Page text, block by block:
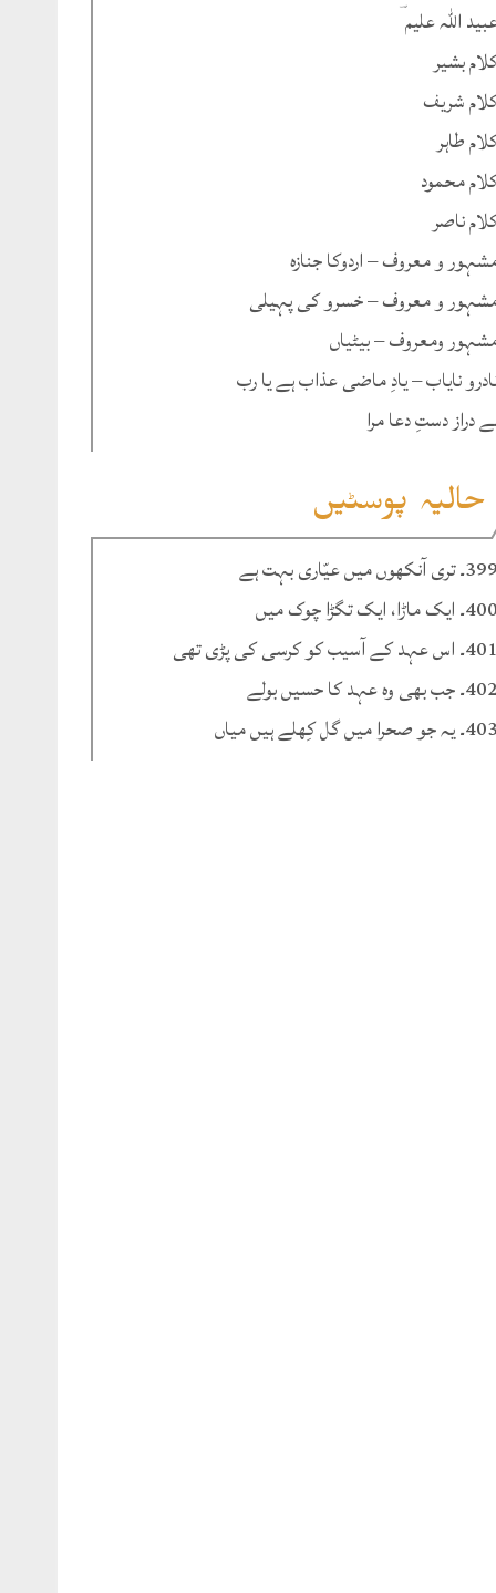
اللہ علیم
بشیر
شریف
طاہر
محمود
ناصر
و معروف – اردوکا جنازہ
و معروف – خسرو کی پہیلی
ومعروف – بیٹیاں
نایاب – یادِ ماضی عذاب ہے یا رب
دراز دستِ دعا مرا
حالیہ پوسٹیں
399۔ تری آنکھوں میں عیّاری بہت ہے
400۔ ایک ماڑا، ایک تگڑا چوک میں
401۔ اس عہد کے آسیب کو کرسی کی پڑی تھی
402۔ جب بھی وہ عہد کا حسیں بولے
403۔ یہ جو صحرا میں گل کِھلے ہیں میاں